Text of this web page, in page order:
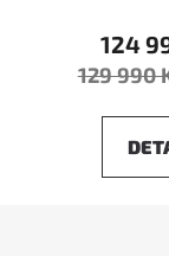
124
129 990